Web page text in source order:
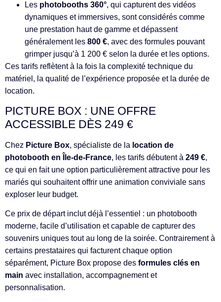
Les photobooths 360°, qui capturent des vidéos
dynamiques et immersives, sont considérés comme
une prestation haut de gamme et dépassent
généralement les 800 €, avec des formules pouvant
grimper jusqu’à 1 200 € selon la durée et les options.
Ces tarifs reflètent à la fois la complexité technique du
matériel, la qualité de l’expérience proposée et la durée de
location.
PICTURE BOX : UNE OFFRE
ACCESSIBLE DÈS 249 €
Chez Picture Box, spécialiste de la location de
photobooth en Île-de-France, les tarifs débutent à 249 €,
ce qui en fait une option particulièrement attractive pour les
mariés qui souhaitent offrir une animation conviviale sans
exploser leur budget.
Ce prix de départ inclut déjà l’essentiel : un photobooth
moderne, facile d’utilisation et capable de capturer des
souvenirs uniques tout au long de la soirée. Contrairement à
certains prestataires qui facturent chaque option
séparément, Picture Box propose des formules clés en
main avec installation, accompagnement et
personnalisation.